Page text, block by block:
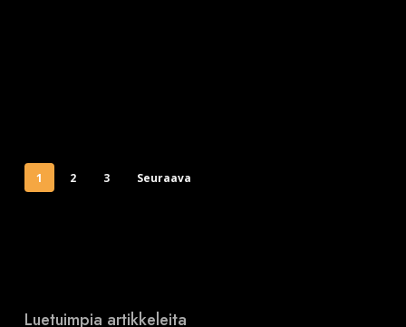
1 2 3 Seuraava
Luetuimpia artikkeleita